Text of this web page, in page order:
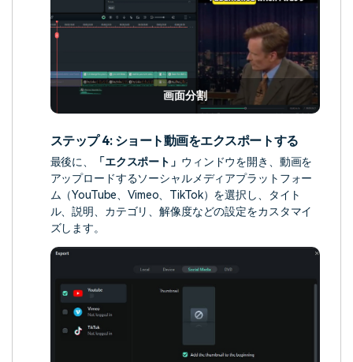
画面分割
ステップ 4: ショート動画をエクスポートする
最後に、 「エクスポート」 ウィンドウを開き、動画を
アップロードするソーシャルメディアプラットフォー
ム（YouTube、Vimeo、TikTok）を選択し、タイト
ル、説明、カテゴリ、解像度などの設定をカスタマイ
ズします。